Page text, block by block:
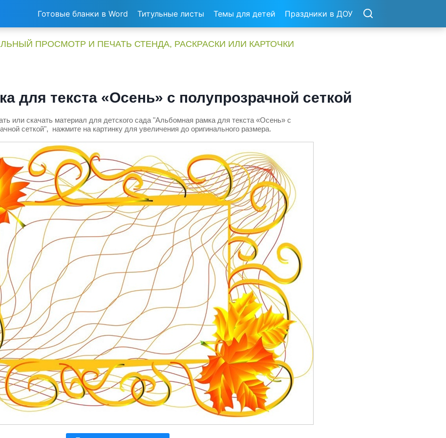
Готовые бланки в Word Титульные листы Темы для детей Праздники в ДОУ
ПРОСМОТР И ПЕЧАТЬ СТЕНДА, РАСКРАСКИ ИЛИ КАРТОЧКИ
для текста «Осень» с полупрозрачной сеткой
или скачать материал для детского сада "Альбомная рамка для текста «Осень» с
сеткой", нажмите на картинку для увеличения до оригинального размера.